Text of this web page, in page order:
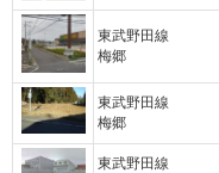
東武野田線
梅郷
東武野田線
梅郷
東武野田線